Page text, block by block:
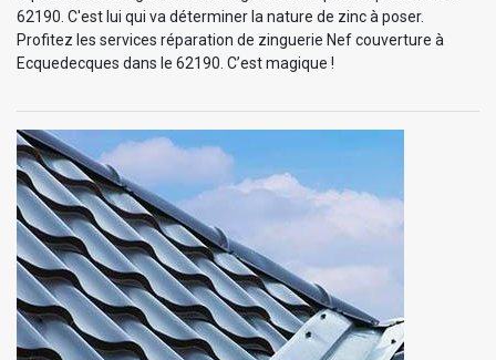
62190. C'est lui qui va déterminer la nature de zinc à poser.
Profitez les services réparation de zinguerie Nef couverture à
Ecquedecques dans le 62190. C’est magique !